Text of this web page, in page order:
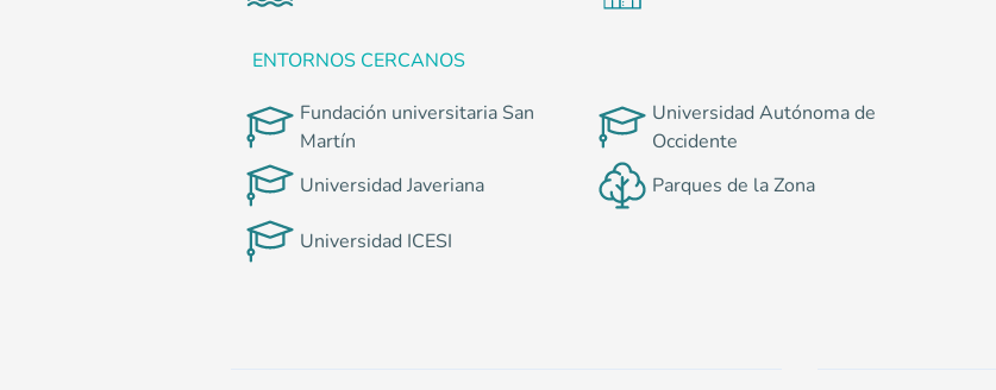
ENTORNOS CERCANOS
Fundación universitaria San
Martín
Universidad Autónoma de
Occidente
Universidad Javeriana
Parques de la Zona
Universidad ICESI